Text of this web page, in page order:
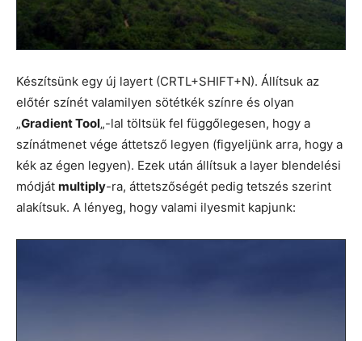
Készítsünk egy új layert (CRTL+SHIFT+N). Állítsuk az
előtér színét valamilyen sötétkék színre és olyan
„Gradient Tool„-lal töltsük fel függőlegesen, hogy a
színátmenet vége áttetsző legyen (figyeljünk arra, hogy a
kék az égen legyen). Ezek után állítsuk a layer blendelési
módját multiply-ra, áttetszőségét pedig tetszés szerint
alakítsuk. A lényeg, hogy valami ilyesmit kapjunk: